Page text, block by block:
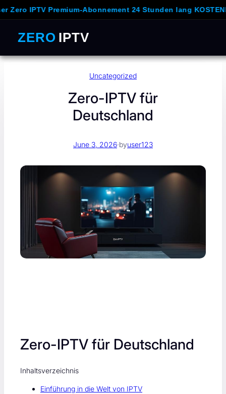
IPTV Premium-Abonnement 24 Stunden lang
ZERO IPTV
Uncategorized
Zero-IPTV für
Deutschland
June 3, 2026·byuser123
Zero-IPTV für Deutschland
Inhaltsverzeichnis
Einführung in die Welt von IPTV